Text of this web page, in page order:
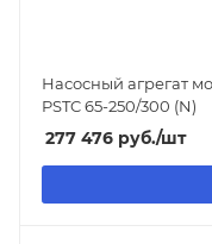
Насосный агрегат
PSTC 65-250/300 (N)
277 476 руб./шт